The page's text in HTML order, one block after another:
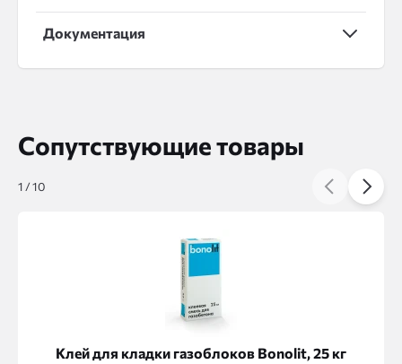
Документация
Сопутствующие товары
Клей для кладки газоблоков Bonolit, 25 кг
1 /10